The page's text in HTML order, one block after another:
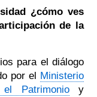
¿cómo ves
de la
para el diálogo
por el Ministerio
Patrimonioy